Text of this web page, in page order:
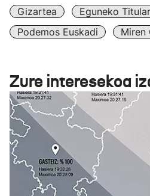
Gizartea
Eguneko
Podemos Euskadi
Miren
Zure interesekoa